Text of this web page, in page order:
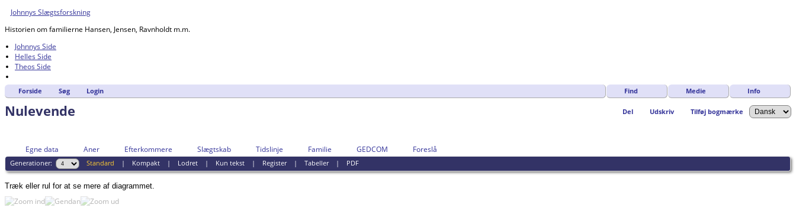
Johnnys Slægtsforskning
Historien om familierne Hansen, Jensen, Ravnholdt m.m.
Johnnys Side
Helles Side
Theos Side
Find Medie Info
Forside Søg Login
Del Udskriv Tilføj bogmærke
Nulevende
Egne data Aner Efterkommere Slægtskab Tidslinje Familie GEDCOM Foreslå
Generationer: Standard | Kompakt| Lodret| Kun tekst| Register| Tabeller| PDF
Træk eller rul for at se mere af diagrammet.